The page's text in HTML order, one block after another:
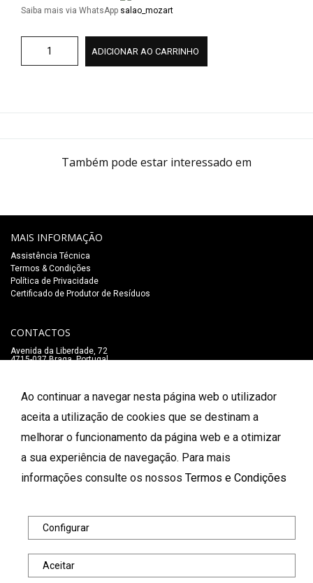
Ao continuar a navegar nesta página web o utilizador
aceita a utilização de cookies que se destinam a
melhorar o funcionamento da página web e a otimizar
a sua experiência de navegação. Para mais
informações consulte os nossos Termos e Condições
Configurar
Aceitar
Saiba mais via WhatsApp
ADICIONAR AO CARRINHO
Também pode estar interessado em
MAIS INFORMAÇÃO
Assistência Técnica
Termos & Condições
Política de Privacidade
Certificado de Produtor de Resíduos
CONTACTOS
Avenida da Liberdade, 72
4715-037 Braga, Portugal
lojaonline@salaomozart.com
SIGA-NOS
FORMAS DE PAGAMENTO
© 2026 Salão Mozart. Todos os direitos reservados.